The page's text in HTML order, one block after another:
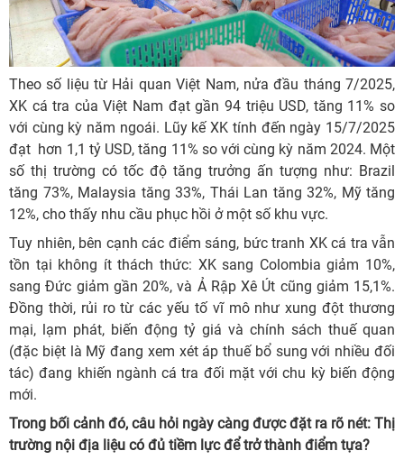
Theo số liệu từ Hải quan Việt Nam, nửa đầu tháng 7/2025,
XK cá tra của Việt Nam đạt gần 94 triệu USD, tăng 11% so
với cùng kỳ năm ngoái. Lũy kế XK tính đến ngày 15/7/2025
đạt hơn 1,1 tỷ USD, tăng 11% so với cùng kỳ năm 2024. Một
số thị trường có tốc độ tăng trưởng ấn tượng như: Brazil
tăng 73%, Malaysia tăng 33%, Thái Lan tăng 32%, Mỹ tăng
12%, cho thấy nhu cầu phục hồi ở một số khu vực.
Tuy nhiên, bên cạnh các điểm sáng, bức tranh XK cá tra vẫn
tồn tại không ít thách thức: XK sang Colombia giảm 10%,
sang Đức giảm gần 20%, và Ả Rập Xê Út cũng giảm 15,1%.
Đồng thời, rủi ro từ các yếu tố vĩ mô như xung đột thương
mại, lạm phát, biến động tỷ giá và chính sách thuế quan
(đặc biệt là Mỹ đang xem xét áp thuế bổ sung với nhiều đối
tác) đang khiến ngành cá tra đối mặt với chu kỳ biến động
mới.
Trong bối cảnh đó, câu hỏi ngày càng được đặt ra rõ nét: Thị
trường nội địa liệu có đủ tiềm lực để trở thành điểm tựa?